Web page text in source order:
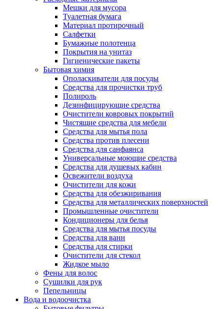
Мешки для мусора
Туалетная бумага
Материал протирочный
Салфетки
Бумажные полотенца
Покрытия на унитаз
Гигиенические пакеты
Бытовая химия
Ополаскиватели для посуды
Средства для прочистки труб
Полироль
Дезинфицирующие средства
Очистители ковровых покрытий
Чистящие средства для мебели
Средства для мытья пола
Средства против плесени
Средства для санфаянса
Универсальные моющие средства
Средства для душевых кабин
Освежители воздуха
Очистители для кожи
Средства для обезжиривания
Средства для металлических поверхностей
Промышленные очистители
Кондиционеры для белья
Средства для мытья посуды
Средства для ванн
Средства для стирки
Очистители для стекол
Жидкое мыло
Фены для волос
Сушилки для рук
Пепельницы
Вода и водоочистка